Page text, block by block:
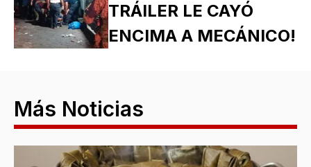
TRÁILER LE CAYÓ
ENCIMA A MECÁNICO!
Más Noticias